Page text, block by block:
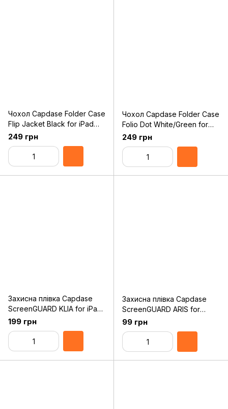
Чохол Capdase Folder Case
Flip Jacket Black for iPad
mini (FCAPIPADM-1U01)
249 грн
Чохол Capdase Folder Case
Folio Dot White/Green for
iPad mini (FCAPIPADM-1026)
249 грн
Захисна плівка Capdase
ScreenGUARD KLIA for iPad
mini/iPad mini Retina
(SPAPIPADM-K)
199 грн
Захисна плівка Capdase
ScreenGUARD ARIS for
MacBook Air 11“ 2010/11/12
(SPAPMBA11-C)
99 грн